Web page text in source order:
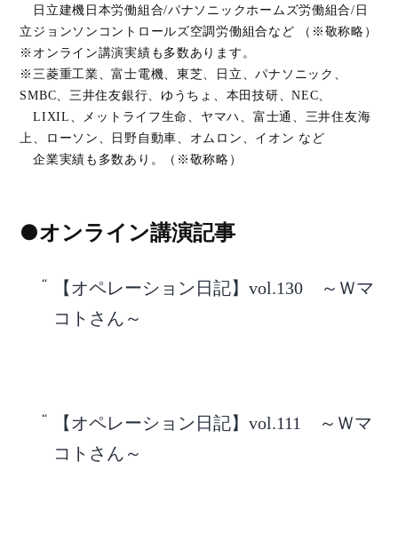
日立建機日本労働組合/パナソニックホームズ労働組合/日
立ジョンソンコントロールズ空調労働組合など （※敬称略）
※オンライン講演実績も多数あります。
※三菱重工業、富士電機、東芝、日立、パナソニック、
SMBC、三井住友銀行、ゆうちょ、本田技研、NEC、
LIXIL、メットライフ生命、ヤマハ、富士通、三井住友海
上、ローソン、日野自動車、オムロン、イオン など
企業実績も多数あり。（※敬称略）
●オンライン講演記事
【オペレーション日記】vol.130 ～Ｗマ
コトさん～
【オペレーション日記】vol.111 ～Ｗマ
コトさん～